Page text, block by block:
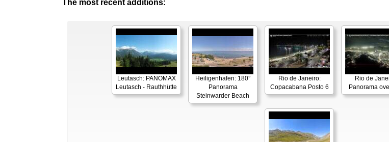
The most recent additions:
Leutasch: PANOMAX
Leutasch - Rauthhütte
Heiligenhafen: 180°
Panorama
Steinwarder Beach
Rio de Janeiro:
Copacabana Posto 6
Rio de
Panorama